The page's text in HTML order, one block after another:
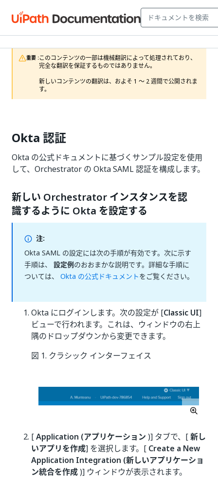
重要 :このコンテンツの一部は機械翻訳によって処理されており、
完全な翻訳を保証するものではありません。
新しいコンテンツの翻訳は、およそ 1 ～ 2 週間で公開されま
す。
Okta 認証
Okta の公式ドキュメントに基づくサンプル設定を使用
して、Orchestrator の Okta SAML 認証を構成します。
新しい Orchestrator インスタンスを認
識するように Okta を設定する
注:
Okta SAML の設定には次の手順が有効です。次に示す
手順は、 設定例のおおまかな説明です。詳細な手順に
ついては、 Okta の公式ドキュメントをご覧ください。
Okta にログインします。次の設定が [Classic UI]
ビューで行われます。これは、ウィンドウの右上
隅のドロップダウンから変更できます。
図 1. クラシック インターフェイス
[Application (アプリケーション )] タブで、[新し
いアプリを作成] を選択します。[ Create a New
Application Integration (新しいアプリケーショ
ン統合を作成)] ウィンドウが表示されます。